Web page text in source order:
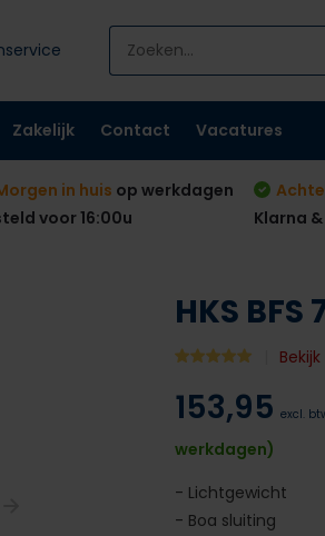
Zakelijk Contact Vacatures
in huis op werkdagen
voor 16:00u
Klarna
HKS
153,95 excl.
werkdagen)
- Lichtgewicht
- Boa sluiting